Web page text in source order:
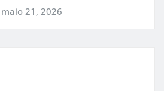
maio 21, 2026